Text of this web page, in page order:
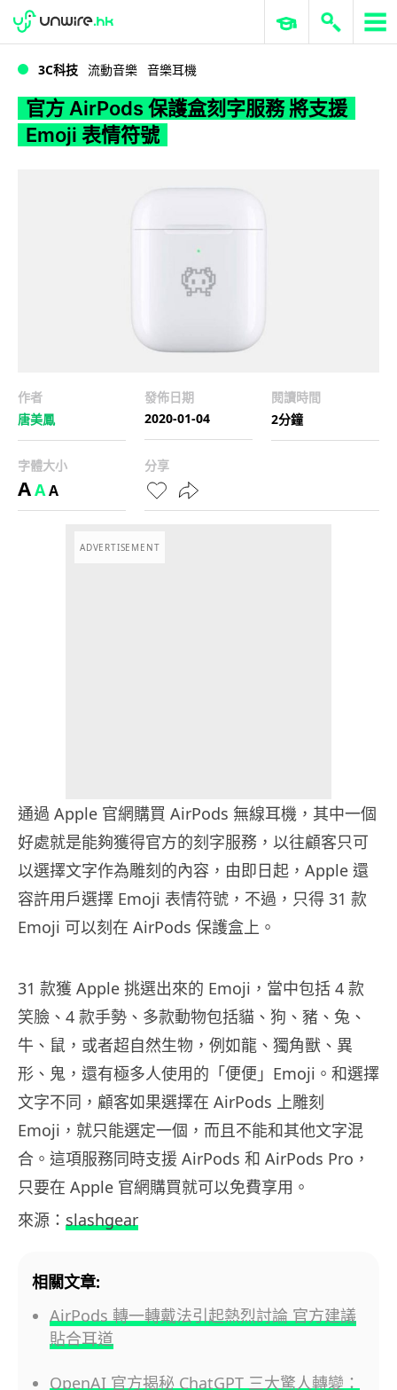
WWDC 2026 ERP 與商業 AI
3C科技 流動音樂 音樂耳機
官方 AirPods 保護盒刻字服務 將支援
Emoji 表情符號
作者
唐美鳳
發佈日期
2020-01-04
閱讀時間
2分鐘
字體大小
AAA
分享
ADVERTISEMENT
通過 Apple 官網購買 AirPods 無線耳機，其中一個
好處就是能夠獲得官方的刻字服務，以往顧客只可
以選擇文字作為雕刻的內容，由即日起，Apple 還
容許用戶選擇 Emoji 表情符號，不過，只得 31 款
Emoji 可以刻在 AirPods 保護盒上。
31 款獲 Apple 挑選出來的 Emoji，當中包括 4 款
笑臉、4 款手勢、多款動物包括貓、狗、豬、兔、
牛、鼠，或者超自然生物，例如龍、獨角獸、異
形、鬼，還有極多人使用的「便便」Emoji。和選擇
文字不同，顧客如果選擇在 AirPods 上雕刻
Emoji，就只能選定一個，而且不能和其他文字混
合。這項服務同時支援 AirPods 和 AirPods Pro，
只要在 Apple 官網購買就可以免費享用。
來源： slashgear
相關文章:
AirPods 轉一轉戴法引起熱烈討論 官方建議
貼合耳道
OpenAI 官方揭秘 ChatGPT 三大驚人轉變：